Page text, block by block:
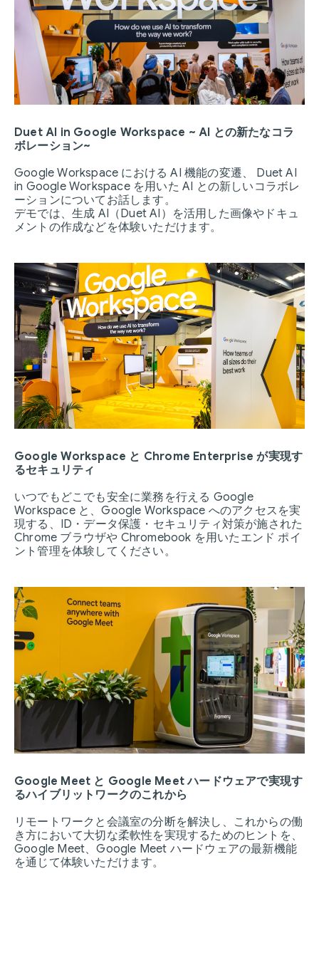
Duet AI in Google Workspace ~ AI との新たなコラ
ボレーション~
Google Workspace における AI 機能の変遷、 Duet AI
in Google Workspace を用いた AI との新しいコラボレ
ーションについてお話します。
デモでは、生成 AI（Duet AI）を活用した画像やドキュ
メントの作成などを体験いただけます。
Google Workspace と Chrome Enterprise が実現す
るセキュリティ
いつでもどこでも安全に業務を行える Google
Workspace と、Google Workspace へのアクセスを実
現する、ID・データ保護・セキュリティ対策が施された
Chrome ブラウザや Chromebook を用いたエンド ポイ
ント管理を体験してください。
Google Meet と Google Meet ハードウェアで実現す
るハイブリットワークのこれから
リモートワークと会議室の分断を解決し、これからの働
き方において大切な柔軟性を実現するためのヒントを、
Google Meet、Google Meet ハードウェアの最新機能
を通じて体験いただけます。